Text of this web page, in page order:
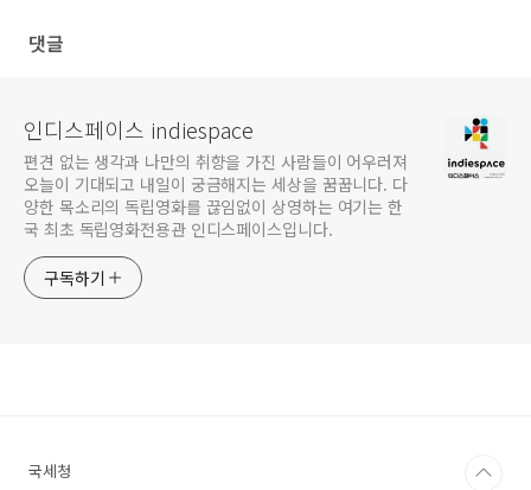
댓글
인디스페이스 indiespace
편견 없는 생각과 나만의 취향을 가진 사람들이 어우러져
오늘이 기대되고 내일이 궁금해지는 세상을 꿈꿉니다. 다
양한 목소리의 독립영화를 끊임없이 상영하는 여기는 한
국 최초 독립영화전용관 인디스페이스입니다.
구독하기
국세청